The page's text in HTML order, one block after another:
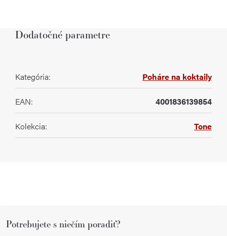
Dodatočné parametre
Kategória: Poháre na koktaily
EAN: 4001836139854
Kolekcia: Tone
Potrebujete s niečím poradiť?